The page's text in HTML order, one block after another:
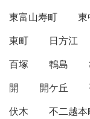
東富山寿町
東
東町
日方江
百塚
鵯島
開
開ケ丘
伏木
不二越本